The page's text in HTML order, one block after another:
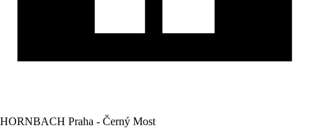
HORNBACH Praha - Černý Most